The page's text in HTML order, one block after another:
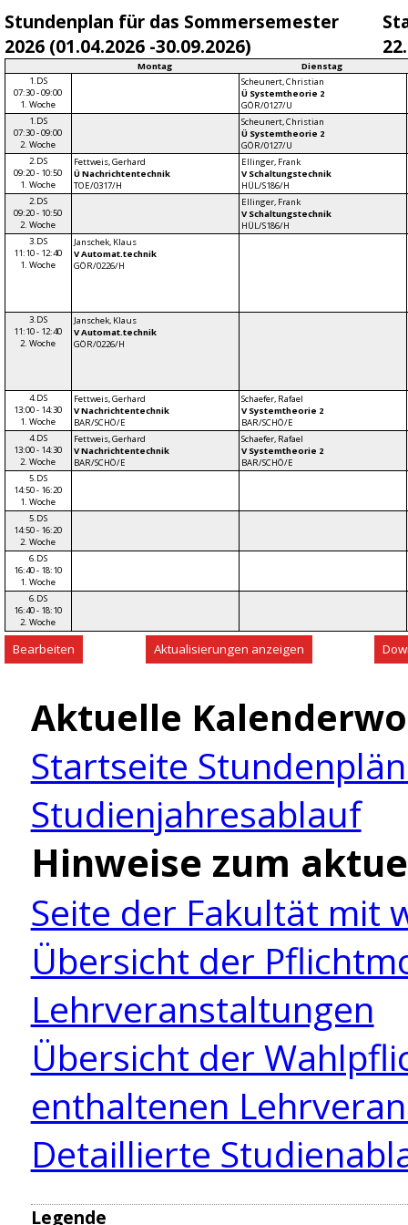
Stundenplan für das Sommersemester
2026 (01.04.2026 -30.09.2026)
Montag
Dienstag
1.DS
07:30 - 09:00
1. Woche
Scheunert, Christian
Ü Systemtheorie 2
GÖR/0127/U
1.DS
07:30 - 09:00
2. Woche
Scheunert, Christian
Ü Systemtheorie 2
GÖR/0127/U
2.DS
09:20 - 10:50
1. Woche
Fettweis, Gerhard
Ü Nachrichtentechnik
TOE/0317/H
Ellinger, Frank
V Schaltungstechnik
HÜL/S186/H
2.DS
09:20 - 10:50
2. Woche
Ellinger, Frank
V Schaltungstechnik
HÜL/S186/H
3.DS
11:10 - 12:40
1. Woche
Janschek, Klaus
V Automat.technik
GÖR/0226/H
3.DS
11:10 - 12:40
2. Woche
Janschek, Klaus
V Automat.technik
GÖR/0226/H
4.DS
13:00 - 14:30
1. Woche
Fettweis, Gerhard
V Nachrichtentechnik
BAR/SCHÖ/E
Schaefer, Rafael
V Systemtheorie 2
BAR/SCHÖ/E
4.DS
13:00 - 14:30
2. Woche
Fettweis, Gerhard
V Nachrichtentechnik
BAR/SCHÖ/E
Schaefer, Rafael
V Systemtheorie 2
BAR/SCHÖ/E
5.DS
14:50 - 16:20
1. Woche
5.DS
14:50 - 16:20
2. Woche
6.DS
16:40 - 18:10
1. Woche
6.DS
16:40 - 18:10
2. Woche
Aktuelle
Startseite
Studienjahresablauf
Hinweise zum
Seite der Fakultät mit
Übersicht der
Lehrveranstaltungen
Übersicht der
enthaltenen
Detaillierte
Legende